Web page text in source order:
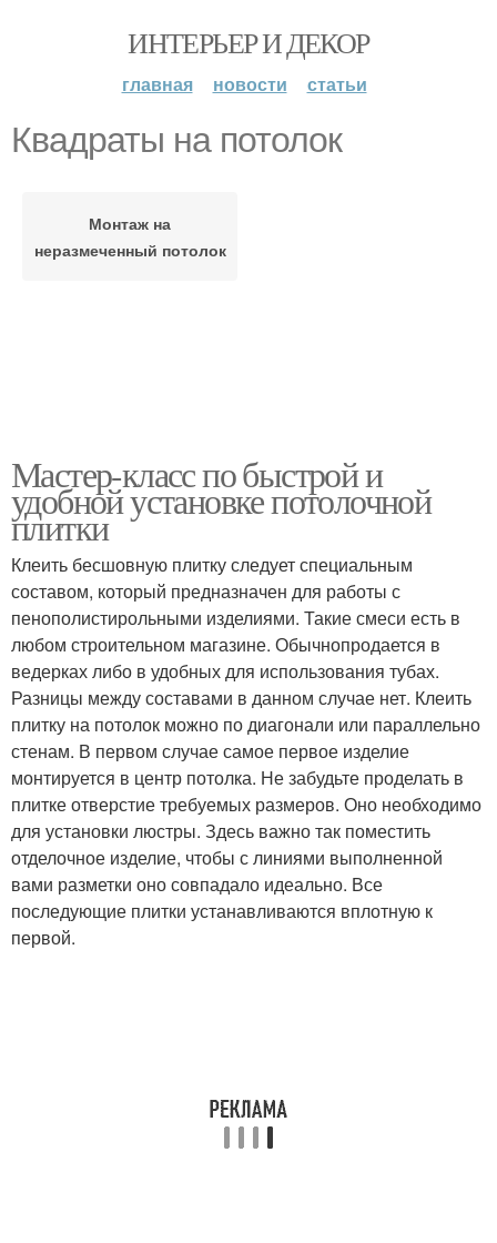
ИНТЕРЬЕР И ДЕКОР
главная новости статьи
Квадраты на потолок
Монтаж на
неразмеченный потолок
Мастер-класс по быстрой и
удобной установке потолочной
плитки
Клеить бесшовную плитку следует специальным
составом, который предназначен для работы с
пенополистирольными изделиями. Такие смеси есть в
любом строительном магазине. Обычнопродается в
ведерках либо в удобных для использования тубах.
Разницы между составами в данном случае нет. Клеить
плитку на потолок можно по диагонали или параллельно
стенам. В первом случае самое первое изделие
монтируется в центр потолка. Не забудьте проделать в
плитке отверстие требуемых размеров. Оно необходимо
для установки люстры. Здесь важно так поместить
отделочное изделие, чтобы с линиями выполненной
вами разметки оно совпадало идеально. Все
последующие плитки устанавливаются вплотную к
первой.